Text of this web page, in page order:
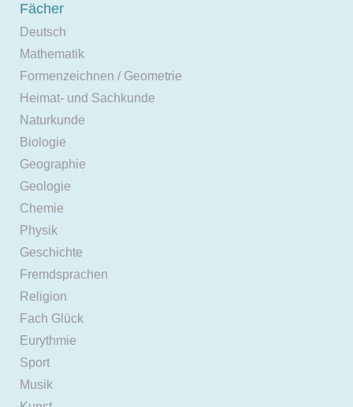
Fächer
Deutsch
Mathematik
Formenzeichnen / Geometrie
Heimat- und Sachkunde
Naturkunde
Biologie
Geographie
Geologie
Chemie
Physik
Geschichte
Fremdsprachen
Religion
Fach Glück
Eurythmie
Sport
Musik